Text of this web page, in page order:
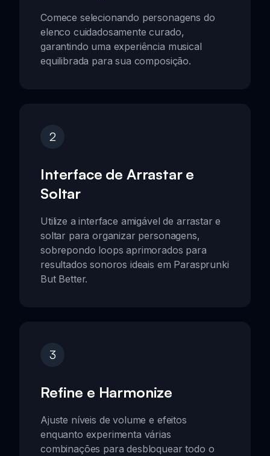
Comece selecionando personagens do
elenco cuidadosamente curado,
garantindo uma experiência musical
equilibrada para sua composição.
2
Interface de Arrastar e
Soltar
Utilize a interface amigável de arrastar e
soltar para organizar personagens,
sobrepondo loops aprimorados para
resultados sonoros ideais em Parasprunki
But Better.
3
Refine e Harmonize
Ajuste níveis de volume e efeitos
enquanto experimenta várias
combinações para desbloquear todo o